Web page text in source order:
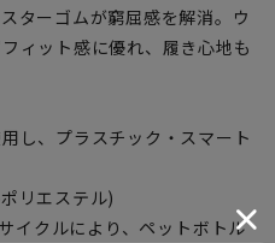
ターゴムが窮屈感を解消。ウ
ィット感に優れ、履き心地も
し、プラスチック・スマート
リエステル)
イクルにより、ペットボトル